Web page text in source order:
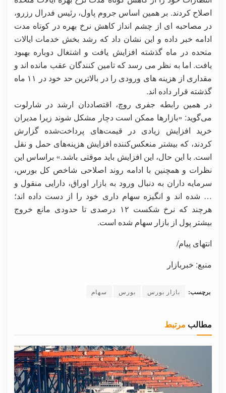
اصلاح کردند. بر همین اساس جروم پاول، رئیس فدرال رزرو،
در مصاحبه ای از چشم انداز کاهش نرخ بهره در کوتاه مدت
ادامه خبر داده و این نشان داد که رشد بخش خدمات ایالات
متحده در ماه گذشته افزایش یافت و اشتغال دوباره بهبود
یافت. اما به نظر می رسد که تامین کنندگان عقب مانده اند و
مقداری از هزینه های ورودی را در بالاترین حد خود در ۱۱ ماه
گذشته قرار داده اند.
در همین رابطه جفری روچ، اقتصاددان ارشد در شارلوت
می‌گوید: «بازارها ممکن است دچار مشکل شوند زیرا مدیران
خرید افزایش زیادی در قیمت‌های پرداخت‌شده گزارش
کردند، که بیشتر منعکس‌کننده افزایش هزینه‌های حمل و نقل
است. با این حال، این افزایش باید موقتی باشد.» براساس این
نظرات و همچنین با ادامه روند اصلاحی شاخص کل بورس،
سرمایه داران به دنبال ورود به بازار اوراق، دارایی منقول و
… شده اند و انگیزه سهام داری خود را از دست داده اند؛
هرچند که نرخ شکست ۱۲ درصدی تا حدودی مانع خروج
بیشتر پول از بازار سهام شده است.
انتهای پیام/
منبع: خبربازار
برچسب: بازار بورس بورس سهام
مطالب مرتبط